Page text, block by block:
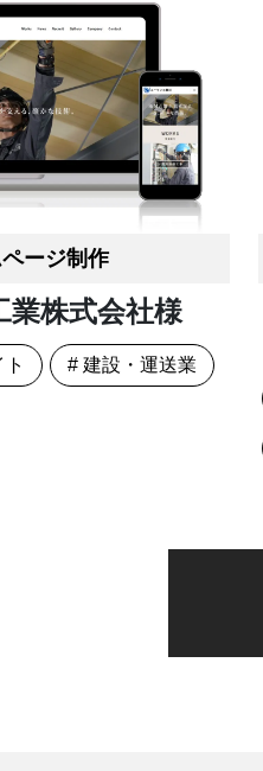
ージ制作
業株式会社様
# 建設・運送業